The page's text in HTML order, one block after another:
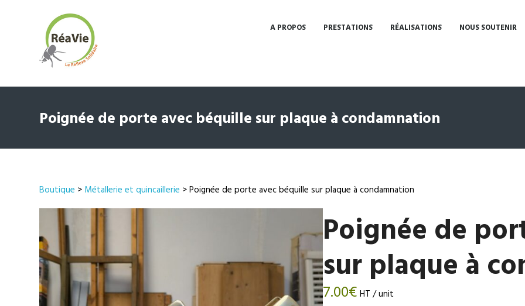
A PROPOS PRESTATIONS RÉALISATIONS NOUS SOUTENIR
Poignée de porte avec béquille sur plaque à condamnation
Boutique > Métallerie et quincaillerie > Poignée de porte avec béquille sur plaque à condamnation
Poignée de
sur plaque à
7.00€ HT / unit